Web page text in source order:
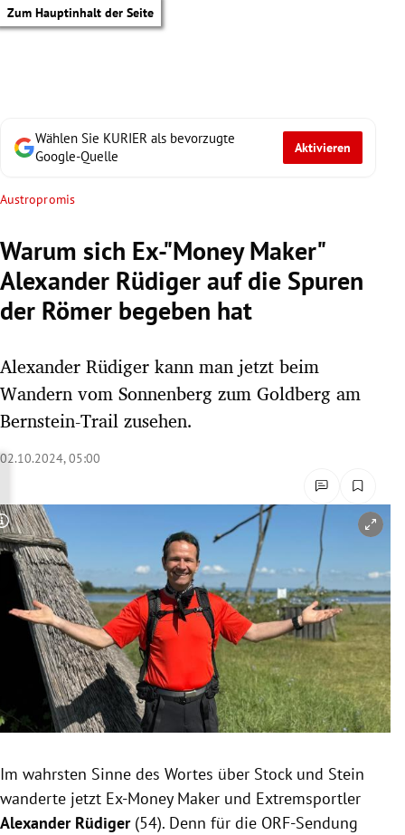
Zum Hauptinhalt der Seite
Untermenü
Untermenü
Untermenü
Untermenü
Untermenü
Untermenü
Untermenü
Untermenü
Untermenü
Wählen Sie KURIER als bevorzugte
Google-Quelle
Aktivieren
Austropromis
Warum sich Ex-"Money Maker"
Alexander Rüdiger auf die Spuren
der Römer begeben hat
Alexander Rüdiger kann man jetzt beim
Wandern vom Sonnenberg zum Goldberg am
Bernstein-Trail zusehen.
02.10.2024, 05:00
Copyright-Hinweis öffnen/schließen
Im wahrsten Sinne des Wortes über Stock und Stein
wanderte jetzt Ex-Money Maker und Extremsportler
Alexander Rüdiger(54). Denn für die ORF-Sendung